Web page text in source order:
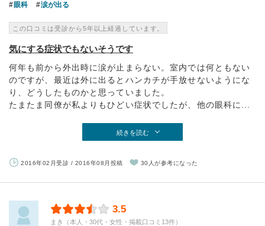
眼科 涙が出る
この口コミは受診から5年以上経過しています。
気にする症状でもないそうです
何年も前から外出時に涙が止まらない。室内では何ともない
のですが、最近は外に出るとハンカチが手放せないようにな
り、どうしたものかと思っていました。
たまたま同僚が私よりもひどい症状でしたが、他の眼科に...
続きを読む
2016年02月受診 / 2016年08月投稿 30人が参考になった
3.5
まき（本人・30代・女性・掲載口コミ13件）